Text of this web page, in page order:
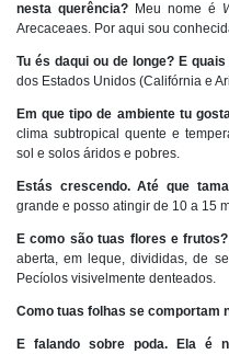
nesta querência? Meu nome é
Arecaceaes. Por aqui sou
Tu és daqui ou de longe? E
dos Estados Unidos (Califórnia e
Em que tipo de ambiente tu
clima subtropical quente e
sol e solos áridos e pobres.
Estás crescendo. Até que
grande e posso atingir de 10 a 15
E como são tuas flores e frutos?
aberta, em leque, divididas, de
Pecíolos visivelmente denteados.
Como tuas folhas se comportam
E falando sobre poda. Ela é